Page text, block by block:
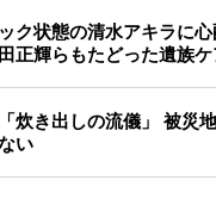
ク状態の清水アキラに
正輝らもたどった遺族ケ
炊き出しの流儀」 被災
い